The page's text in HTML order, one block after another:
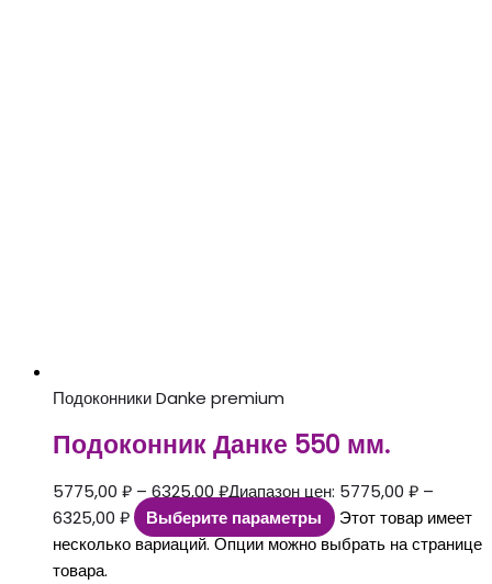
Подоконники Danke premium
Подоконник Данке 550 мм.
5775,00 ₽ – 6325,00 ₽Диапазон цен: 5775,00 ₽ –
6325,00 ₽
Выберите параметры
Этот товар имеет
несколько вариаций. Опции можно выбрать на странице
товара.